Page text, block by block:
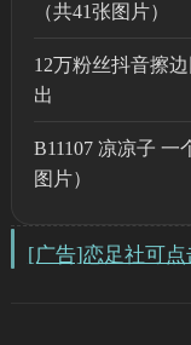
（共41张图片）
12万粉丝抖音擦
出
B11107 凉凉子 一
图片）
[广告]恋足社可点